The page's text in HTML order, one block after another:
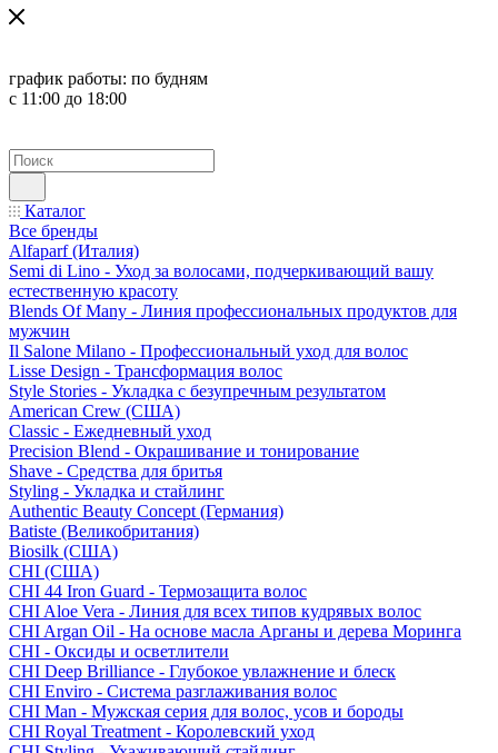
график работы: по будням
с 11:00 до 18:00
Каталог
Все бренды
Alfaparf (Италия)
Semi di Lino - Уход за волосами, подчеркивающий вашу
естественную красоту
Blends Of Many - Линия профессиональных продуктов для
мужчин
Il Salone Milano - Профессиональный уход для волос
Lisse Design - Трансформация волос
Style Stories - Укладка с безупречным результатом
American Crew (США)
Classic - Ежедневный уход
Precision Blend - Окрашивание и тонирование
Shave - Средства для бритья
Styling - Укладка и стайлинг
Authentic Beauty Concept (Германия)
Batiste (Великобритания)
Biosilk (США)
CHI (США)
CHI 44 Iron Guard - Термозащита волос
CHI Aloe Vera - Линия для всех типов кудрявых волос
CHI Argan Oil - На основе масла Арганы и дерева Моринга
CHI - Оксиды и осветлители
CHI Deep Brilliance - Глубокое увлажнение и блеск
CHI Enviro - Система разглаживания волос
CHI Man - Мужская серия для волос, усов и бороды
CHI Royal Treatment - Королевский уход